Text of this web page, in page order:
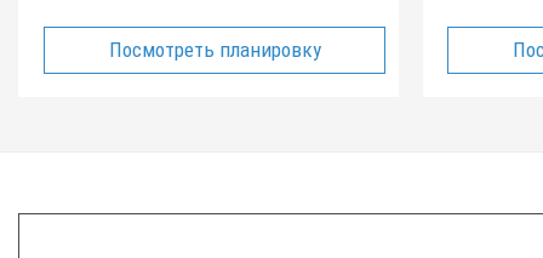
Посмотреть планировку